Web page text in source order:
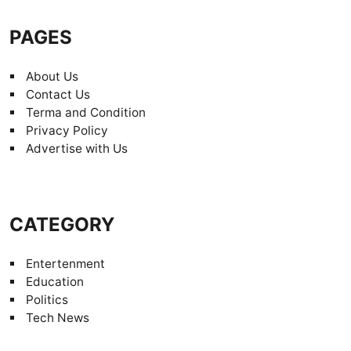
PAGES
About Us
Contact Us
Terma and Condition
Privacy Policy
Advertise with Us
CATEGORY
Entertenment
Education
Politics
Tech News